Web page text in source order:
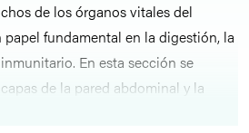
de los órganos vitales del
fundamental en la digestión, la
En esta sección se
de la pared abdominal y la
internas. Ofrece un enfoque